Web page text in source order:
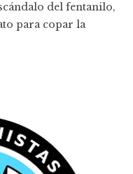
del fentanilo,
para copar la